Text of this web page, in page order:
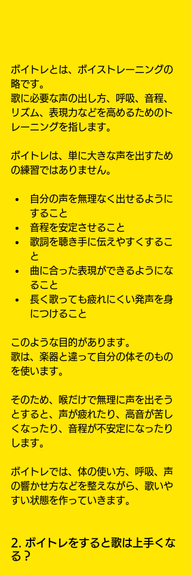
ボイトレとは、ボイストレーニングの
略です。
歌に必要な声の出し方、呼吸、音程、
リズム、表現力などを高めるためのト
レーニングを指します。
ボイトレは、単に大きな声を出すため
の練習ではありません。
自分の声を無理なく出せるように
すること
音程を安定させること
歌詞を聴き手に伝えやすくするこ
と
曲に合った表現ができるようにな
ること
長く歌っても疲れにくい発声を身
につけること
このような目的があります。
歌は、楽器と違って自分の体そのもの
を使います。
そのため、喉だけで無理に声を出そう
とすると、声が疲れたり、高音が苦し
くなったり、音程が不安定になったり
します。
ボイトレでは、体の使い方、呼吸、声
の響かせ方などを整えながら、歌いや
すい状態を作っていきます。
2. ボイトレをすると歌は上手くな
る？